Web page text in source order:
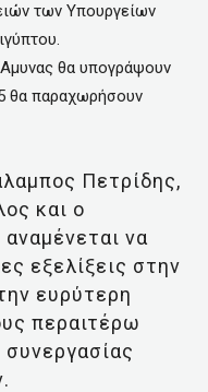
των Υπουργείων
θα υπογράψουν
θα παραχωρήσουν
Πετρίδης,
και ο
να
εξελίξεις στην
ευρύτερη
περαιτέρω